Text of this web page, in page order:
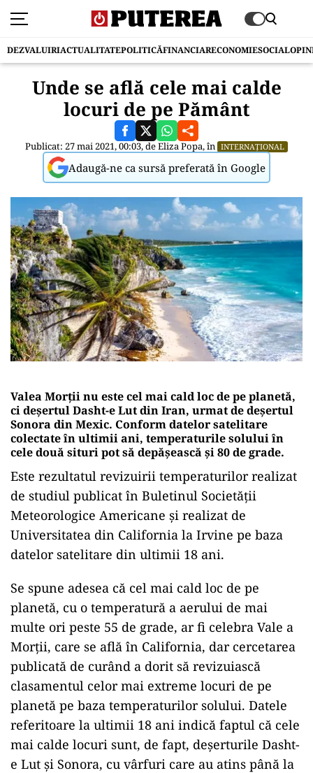
DEZVALUIRIACTUALITATEPOLITICĂFINANCIARECONOMIESOCIAL
Unde se află cele mai calde
locuri de pe Pământ
Publicat: 27 mai 2021, 00:03, deEliza Popa, în INTERNAȚIONAL
Adaugă-ne ca sursă preferată în Google
Valea Morții nu este cel mai cald loc de pe planetă,
ci deșertul Dasht-e Lut din Iran, urmat de deșertul
Sonora din Mexic. Conform datelor satelitare
colectate în ultimii ani, temperaturile solului în
cele două situri pot să depășească și 80 de grade.
Este rezultatul revizuirii temperaturilor realizat
de studiul publicat în Buletinul Societății
Meteorologice Americane și realizat de
Universitatea din California la Irvine pe baza
datelor satelitare din ultimii 18 ani.
Se spune adesea că cel mai cald loc de pe
planetă, cu o temperatură a aerului de mai
multe ori peste 55 de grade, ar fi celebra Vale a
Morții, care se află în California, dar cercetarea
publicată de curând a dorit să revizuiască
clasamentul celor mai extreme locuri de pe
planetă pe baza temperaturilor solului. Datele
referitoare la ultimii 18 ani indică faptul că cele
mai calde locuri sunt, de fapt, deșerturile Dasht-
e Lut și Sonora, cu vârfuri care au atins până la